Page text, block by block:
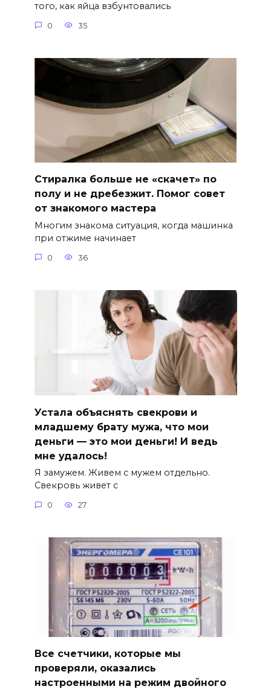
того, как яйца взбунтовались
0 35
Стиралка больше не «скачет» по
полу и не дребезжит. Помог совет
от знакомого мастера
Многим знакома ситуация, когда машинка
при отжиме начинает
0 36
Устала объяснять свекрови и
младшему брату мужа, что мои
деньги — это мои деньги! И ведь
мне удалось!
Я замужем. Живем с мужем отдельно.
Свекровь живет с
0 27
Все счетчики, которые мы
проверяли, оказались
настроенными на режим двойного